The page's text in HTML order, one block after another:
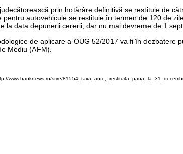
prin hotărâre definitivă se restituie de
autovehicule se restituie în termen de 120 de
la data depunerii cererii, dar nu mai devreme de 1
de aplicare a OUG 52/2017 va fi în
Mediu (AFM).
www.banknews.ro/stire/